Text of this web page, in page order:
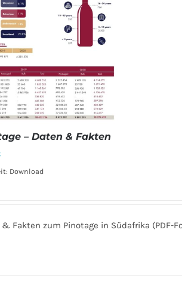
– Daten & Fakten
Download
& Fakten zum Pinotage in Südafrika (PDF-